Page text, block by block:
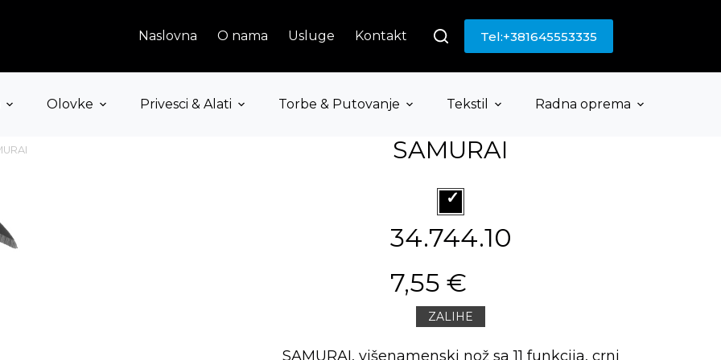
Naslovna O nama Usluge Kontakt Tel:+381645553335
Olovke Privesci & Alati Torbe & Putovanje Tekstil Radna oprema
SAMURAI
34.744.10
7,55 €
ZALIHE
SAMURAI, višenamenski nož sa 11 funkcija, crni